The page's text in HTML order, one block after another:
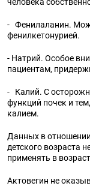
- Фенилаланин.
фенилкетонурией.
- Натрий. Особое
пациентам,
- Калий. С
функций почек и
калием.
Данных в
детского возраста
применять в
Актовегин не